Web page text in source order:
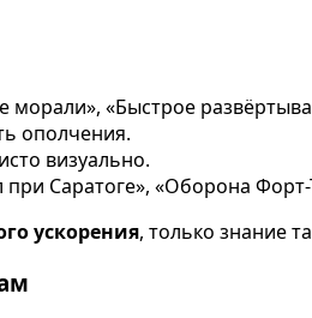
морали», «Быстрое
ополчения.
визуально.
Саратоге», «Оборона Форт-
ускорения, только знание